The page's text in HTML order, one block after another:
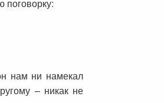
поговорку:
нам ни намекал
– никак не